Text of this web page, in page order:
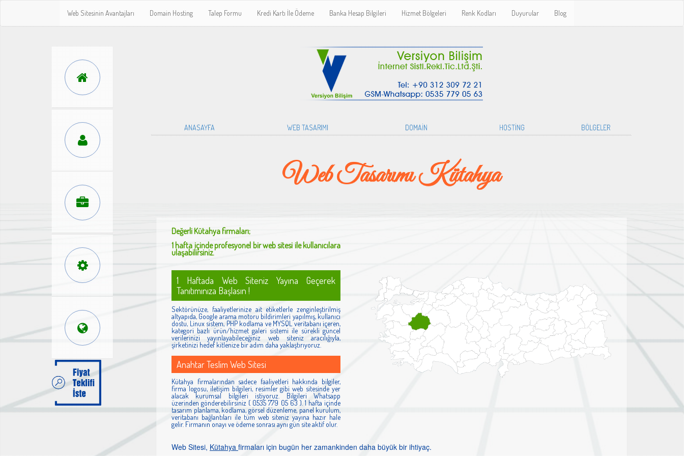
Web Sitesinin Avantajları Domain Hosting Talep Formu Kredi Kartı İle Ödeme Banka Hesap Bilgileri Hizmet Bölgeleri Renk Kodları Duyurular Blog
ANASAYFA WEB TASARIMI DOMAİN HOSTİNG BÖLGELER
Web Tasarımı Kütahya
DeğerliKütahyafirmaları;
1 hafta içinde profesyonel bir web sitesi ile kullanıcılara
ulaşabilirsiniz.
1 Haftada Web Siteniz Yayına Geçerek
Tanıtımınıza Başlasın !
Sektörünüze, faaliyetlerinize ait etiketlerle zenginleştirilmiş
altyapıda, Google arama motoru bildirimleri yapılmış, kullanıcı
dostu, Linux sistem, PHP kodlama ve MYSQL veritabanı içeren,
kategori bazlı ürün/hizmet galeri sistemi ile sürekli güncel
verilerinizi yayınlayabileceğiniz web siteniz aracılığıyla,
şirketinizi hedef kitlenize bir adım daha yaklaştırıyoruz.
Anahtar Teslim Web Sitesi
Kütahya firmalarından sadece faaliyetleri hakkında bilgiler,
firma logosu, iletişim bilgileri, resimler gibi web sitesinde yer
alacak kurumsal bilgileri istiyoruz. Bilgileri Whatsapp
üzerinden gönderebilirsiniz ( 0535 779 05 63 ). 1 hafta içinde
tasarım planlama, kodlama, görsel düzenleme, panel kurulum,
veritabanı bağlantıları ile tüm web siteniz yayına hazır hale
gelir. Firmanın onayı ve ödeme sonrası aynı gün site aktif olur.
Web Sitesi,Kütahyafirmaları için bugün her zamankinden daha büyük bir ihtiyaç.